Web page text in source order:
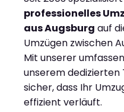
professionelles
aus Augsburg auf
Umzügen zwischen
Mit unserer
unserem dedizierten
sicher, dass Ihr
effizient verläuft.